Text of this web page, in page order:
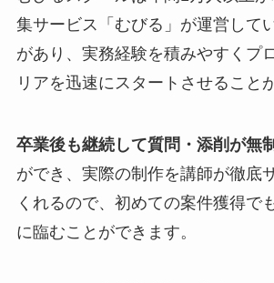
集サービス「むびる」が運営して
があり、実務経験を積みやすくプ
リアを迅速にスタートさせること
卒業後も継続して質問・添削が無
ができ、実際の制作を講師が徹底
くれるので、初めての案件獲得で
に臨むことができます。